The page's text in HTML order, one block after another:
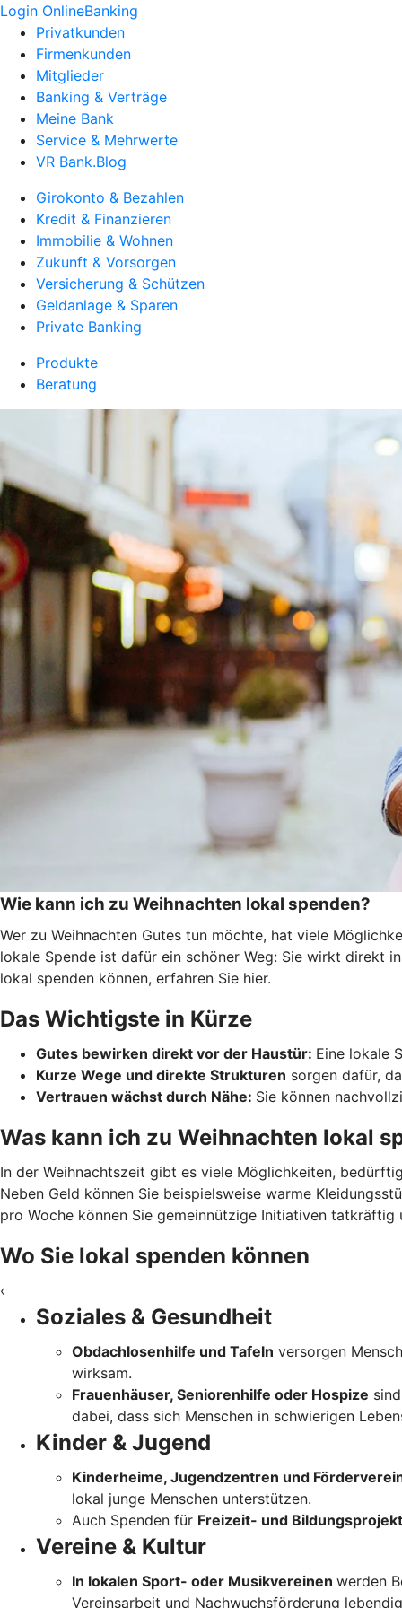
Login OnlineBanking
Privatkunden
Firmenkunden
Mitglieder
Banking & Verträge
Meine Bank
Service & Mehrwerte
VR Bank.Blog
Girokonto & Bezahlen
Kredit & Finanzieren
Immobilie & Wohnen
Zukunft & Vorsorgen
Versicherung & Schützen
Geldanlage & Sparen
Private Banking
Produkte
Beratung
Wie kann ich zu Weihnachten lokal spenden?
Wer zu Weihnachten Gutes tun möchte, hat viele
lokale Spende ist dafür ein schöner Weg: Sie wirkt direkt
lokal spenden können, erfahren Sie hier.
Das Wichtigste in Kürze
Gutes bewirken direkt vor der Haustür: Eine lokale
Kurze Wege und direkte Strukturen sorgen dafür,
Vertrauen wächst durch Nähe: Sie können
Was kann ich zu Weihnachten lokal
In der Weihnachtszeit gibt es viele Möglichkeiten,
Neben Geld können Sie beispielsweise warme
pro Woche können Sie gemeinnützige Initiativen
Wo Sie lokal spenden können
‹
Soziales & Gesundheit
Obdachlosenhilfe und Tafeln versorgen
wirksam.
Frauenhäuser, Seniorenhilfe oder Hospize
dabei, dass sich Menschen in schwierigen
Kinder & Jugend
Kinderheime, Jugendzentren und
lokal junge Menschen unterstützen.
Auch Spenden für Freizeit- und
Vereine & Kultur
In lokalen Sport- oder Musikvereinen werden
Vereinsarbeit und Nachwuchsförderung